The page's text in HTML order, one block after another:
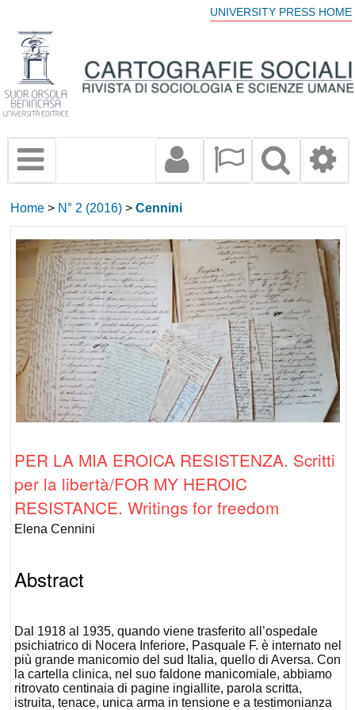
UNIVERSITY PRESS HOME
Home > N° 2 (2016) >Cennini
PER LA MIA EROICA RESISTENZA. Scritti
per la libertà/FOR MY HEROIC
RESISTANCE. Writings for freedom
Elena Cennini
Abstract
Dal 1918 al 1935, quando viene trasferito all’ospedale
psichiatrico di Nocera Inferiore, Pasquale F. è internato nel
più grande manicomio del sud Italia, quello di Aversa. Con
la cartella clinica, nel suo faldone manicomiale, abbiamo
ritrovato centinaia di pagine ingiallite, parola scritta,
istruita, tenace, unica arma in tensione e a testimonianza